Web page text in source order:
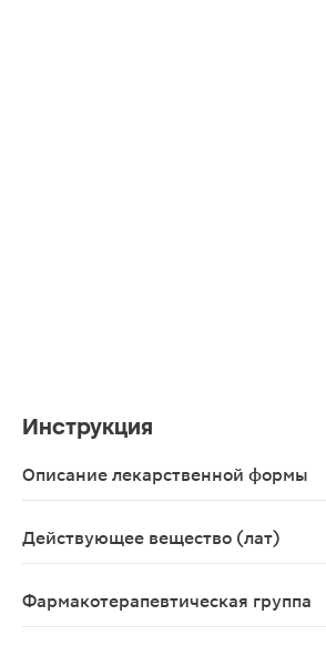
Инструкция
Описание лекарственной формы
Действующее вещество (лат)
Фармакотерапевтическая группа